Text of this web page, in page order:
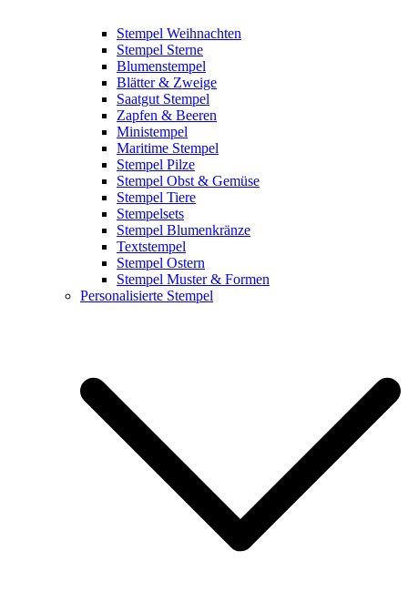
Stempel Weihnachten
Stempel Sterne
Blumenstempel
Blätter & Zweige
Saatgut Stempel
Zapfen & Beeren
Ministempel
Maritime Stempel
Stempel Pilze
Stempel Obst & Gemüse
Stempel Tiere
Stempelsets
Stempel Blumenkränze
Textstempel
Stempel Ostern
Stempel Muster & Formen
Personalisierte Stempel